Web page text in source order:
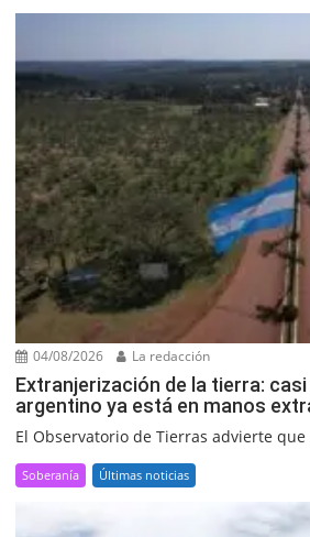
04/08/2026 La redacción
Extranjerización de la tierra:
argentino ya está en manos
El Observatorio de Tierras advierte que
Soberanía Últimas noticias